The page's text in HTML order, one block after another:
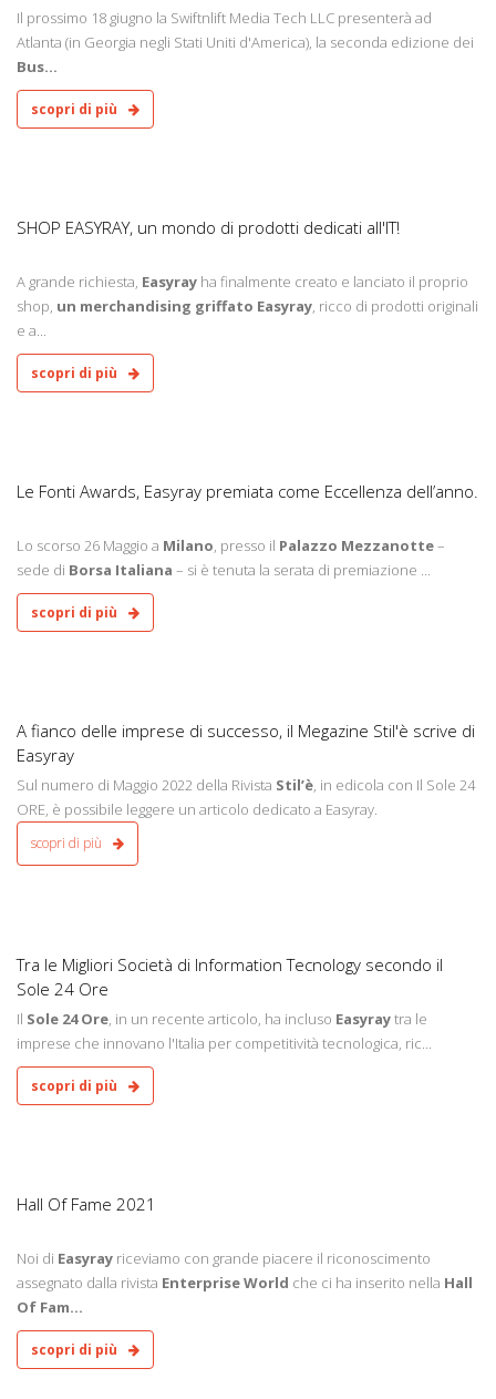
Il prossimo 18 giugno la Swiftnlift Media Tech LLC presenterà ad
Atlanta (in Georgia negli Stati Uniti d'America), la seconda edizione dei
Bus...
scopri di più
SHOP EASYRAY, un mondo di prodotti dedicati all'IT!
A grande richiesta, Easyray ha finalmente creato e lanciato il proprio
shop, un merchandising griffato Easyray, ricco di prodotti originali
e a...
scopri di più
Le Fonti Awards, Easyray premiata come Eccellenza dell’anno.
Lo scorso 26 Maggio a Milano, presso il Palazzo Mezzanotte–
sede di Borsa Italiana – si è tenuta la serata di premiazione ...
scopri di più
A fianco delle imprese di successo, il Megazine Stil'è scrive di
Easyray
Sul numero di Maggio 2022 della Rivista Stil’è, in edicola con Il Sole 24
ORE, è possibile leggere un articolo dedicato a Easyray.
scopri di più
Tra le Migliori Società di Information Tecnology secondo il
Sole 24 Ore
Il Sole 24 Ore, in un recente articolo, ha incluso Easyraytra le
imprese che innovano l'Italia per competitività tecnologica, ric...
scopri di più
Hall Of Fame 2021
Noi di Easyray riceviamo con grande piacere il riconoscimento
assegnato dalla rivista Enterprise World che ci ha inserito nella Hall
Of Fam...
scopri di più